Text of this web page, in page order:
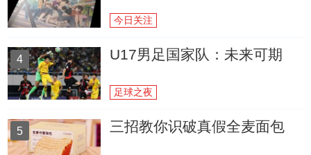
今日关注
4 U17男足国家队：未来可期
足球之夜
5 三招教你识破真假全麦面包